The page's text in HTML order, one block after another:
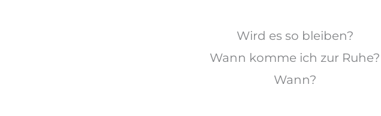
Wird es so bleiben?
Wann komme ich zur Ruhe?
Wann?